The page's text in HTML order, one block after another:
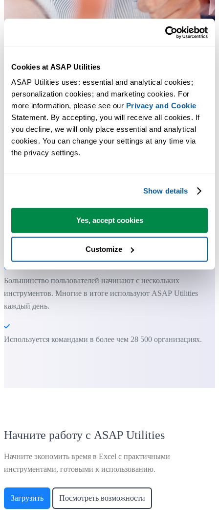
Cookies at ASAP Utilities
ASAP Utilities uses: essential and analytical cookies;
personalization cookies; and marketing cookies. For
more information, please see our Privacy and Cookie
Statement. By accepting, you will receive all cookies. If
you decline, we will only place essential and analytical
cookies. You can change your settings at any time via
the privacy settings.
Show details
Yes, accept cookies
Customize
Практичные инструменты, которых многим пользователям
не хватает в самом Excel.
Вы можете начать работу сразу. Обучение не требуется.
Большинство пользователей начинают с нескольких
инструментов. Многие в итоге используют ASAP Utilities
каждый день.
Используется командами в более чем 28 500 организациях.
Начните работу с ASAP Utilities
Начните экономить время в Excel с практичными
инструментами, готовыми к использованию.
Загрузить Посмотреть возможности